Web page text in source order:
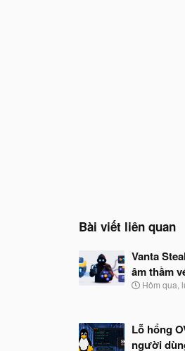
Bài viết liên quan
Vanta
âm thầm
N
b
ắ
Hôm qua,
Lỗ hổng
người